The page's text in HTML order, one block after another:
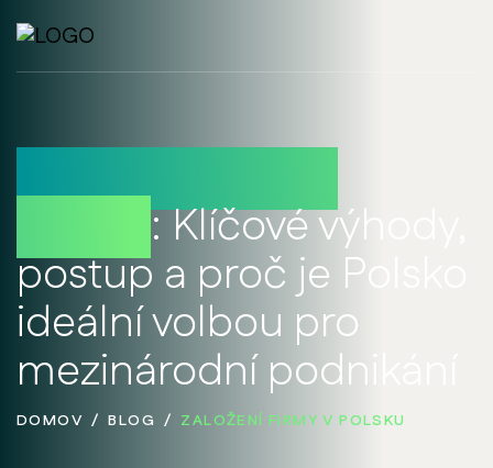
Založení firmy v
: Klíčové výhody,
postup a proč je Polsko
ideální volbou pro
mezinárodní podnikání
DOMOV BLOG ZALOŽENÍ FIRMY V POLSKU